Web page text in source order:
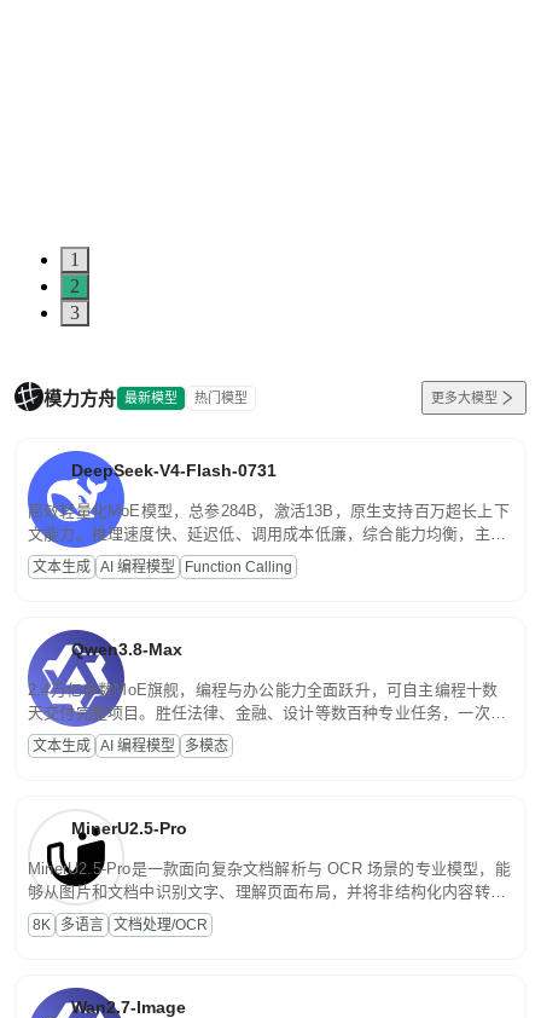
1
2
3
模力方舟 最新模型 热门模型 更多大模型
DeepSeek-V4-Flash-0731
高效轻量化MoE模型，总参284B，激活13B，原生支持百万超长上下
文能力。推理速度快、延迟低、调用成本低廉，综合能力均衡，主打
高并发、轻量化任务，适合日常对话、内容创作、基础 RAG、批量
文案处理等普惠刚需场景。
文本生成 AI 编程模型 Function Calling
Qwen3.8-Max
2.4万亿参数MoE旗舰，编程与办公能力全面跃升，可自主编程十数
天交付完整项目。胜任法律、金融、设计等数百种专业任务，一次对
话端到端交付生产级成果。原生视觉理解贯穿规划、执行与验证全流
程，支持超长文档与长视频的深度语义解析。长程任务中自主规划与
文本生成 AI 编程模型 多模态
MinerU2.5-Pro
MinerU2.5-Pro是一款面向复杂文档解析与 OCR 场景的专业模型，能
够从图片和文档中识别文字、理解页面布局，并将非结构化内容转换
为便于存储、检索和二次处理的结构化结果。
8K 多语言 文档处理/OCR
Wan2.7-Image